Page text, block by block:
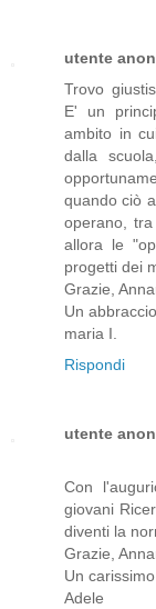
utente
Trovo
E' un
ambito in
dalla
quando ciò
operano,
allora le
progetti dei
Grazie,
Un abbraccio,
maria I.
Rispondi
utente
Con
giovani
diventi la
Grazie,
Un
Adele